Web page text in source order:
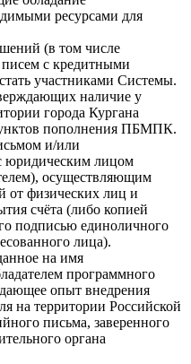
ресурсами для
(в том числе
с кредитными
участниками Системы.
наличие у
города Кургана
пополнения ПБМПК.
и/или
юридическим лицом
осуществляющим
от физических лиц и
счёта (либо копией
подписью единоличного
лица).
на имя
программного
опыт внедрения
на территории Российской
письма, заверенного
органа